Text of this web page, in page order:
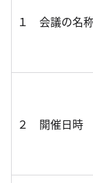
１ 会議の名
２ 開催日時